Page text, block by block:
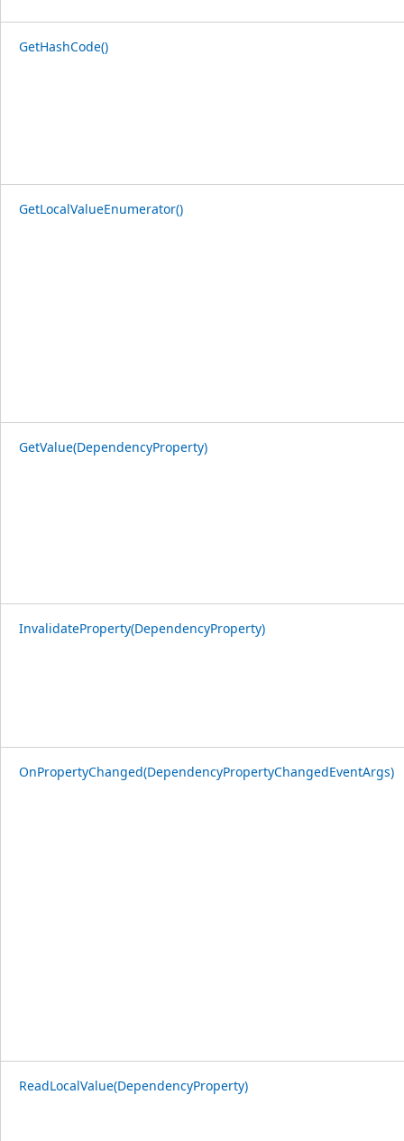
GetHashCode()
GetLocalValueEnumerator()
GetValue(DependencyProperty)
InvalidateProperty(DependencyProperty)
OnPropertyChanged(DependencyPropertyChangedEventArgs)
ReadLocalValue(DependencyProperty)